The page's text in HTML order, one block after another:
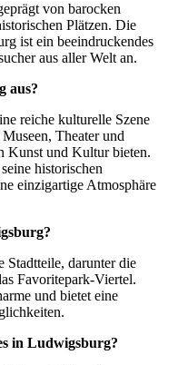
von barocken
Plätzen. Die
ist ein beeindruckendes
aus aller Welt an.
aus?
reiche kulturelle Szene
Theater und
Kunst und Kultur bieten.
historischen
einzigartige Atmosphäre
Stadtteile, darunter die
Favoritepark-Viertel.
und bietet eine
in Ludwigsburg?